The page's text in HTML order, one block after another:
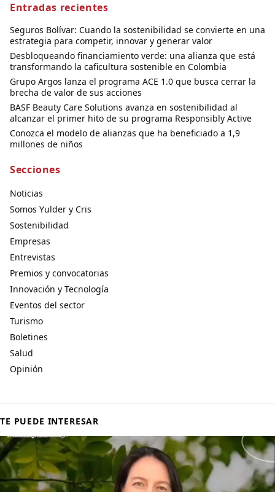
Entradas recientes
Seguros Bolívar: Cuando la sostenibilidad se convierte en una
estrategia para competir, innovar y generar valor
Desbloqueando financiamiento verde: una alianza que está
transformando la caficultura sostenible en Colombia
Grupo Argos lanza el programa ACE 1.0 que busca cerrar la
brecha de valor de sus acciones
BASF Beauty Care Solutions avanza en sostenibilidad al
alcanzar el primer hito de su programa Responsibly Active
Conozca el modelo de alianzas que ha beneficiado a 1,9
millones de niños
Secciones
Noticias
Somos Yulder y Cris
Sostenibilidad
Empresas
Entrevistas
Premios y convocatorias
Innovación y Tecnología
Eventos del sector
Turismo
Boletines
Salud
Opinión
TE PUEDE INTERESAR